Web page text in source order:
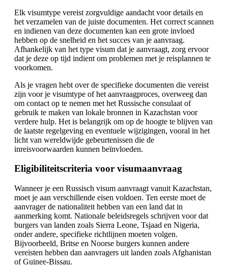
Elk visumtype vereist zorgvuldige aandacht voor details en
het verzamelen van de juiste documenten. Het correct scannen
en indienen van deze documenten kan een grote invloed
hebben op de snelheid en het succes van je aanvraag.
Afhankelijk van het type visum dat je aanvraagt, zorg ervoor
dat je deze op tijd indient om problemen met je reisplannen te
voorkomen.
Als je vragen hebt over de specifieke documenten die vereist
zijn voor je visumtype of het aanvraagproces, overweeg dan
om contact op te nemen met het Russische consulaat of
gebruik te maken van lokale bronnen in Kazachstan voor
verdere hulp. Het is belangrijk om op de hoogte te blijven van
de laatste regelgeving en eventuele wijzigingen, vooral in het
licht van wereldwijde gebeurtenissen die de
inreisvoorwaarden kunnen beïnvloeden.
Eligibiliteitscriteria voor visumaanvraag
Wanneer je een Russisch visum aanvraagt vanuit Kazachstan,
moet je aan verschillende eisen voldoen. Ten eerste moet de
aanvrager de nationaliteit hebben van een land dat in
aanmerking komt. Nationale beleidsregels schrijven voor dat
burgers van landen zoals Sierra Leone, Tsjaad en Nigeria,
onder andere, specifieke richtlijnen moeten volgen.
Bijvoorbeeld, Britse en Noorse burgers kunnen andere
vereisten hebben dan aanvragers uit landen zoals Afghanistan
of Guinee-Bissau.